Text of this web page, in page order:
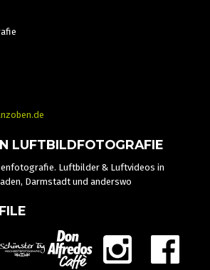
LUFTBILDFOTOGRAFIE
Luftbilder & Luftvideos in
Darmstadt und anderswo